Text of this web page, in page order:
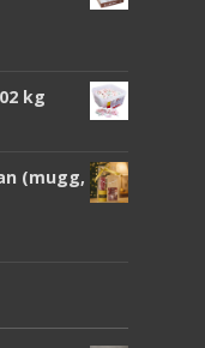
kg
(mugg,